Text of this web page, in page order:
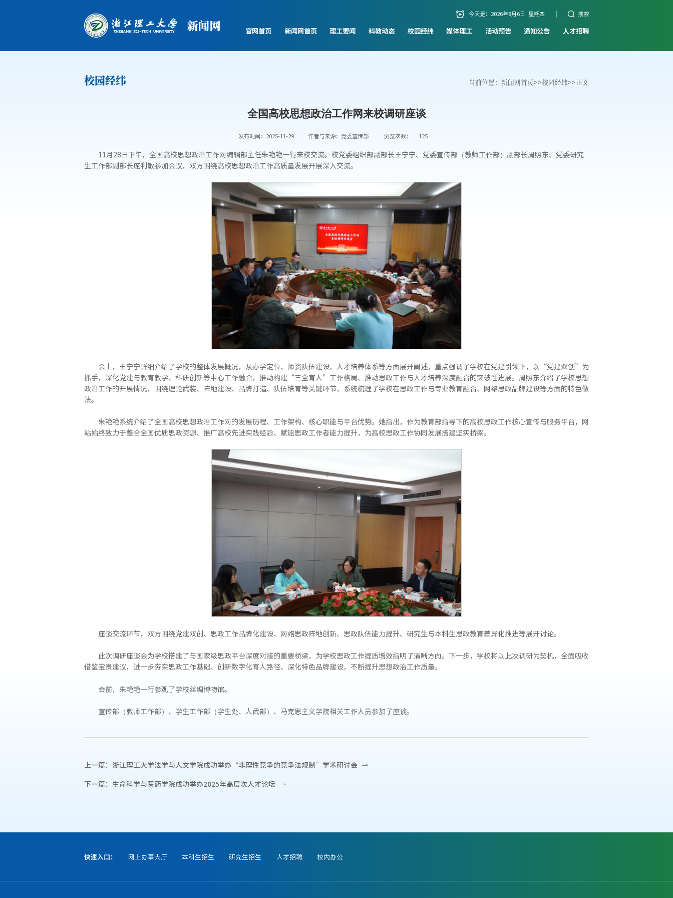
今天是： 2026年8月6日 星期四 搜索
官网首页 新闻网首页 理工要闻 科教动态 校园经纬 媒体理工 活动预告 通知公告 人才招聘
校园经纬 当前位置： 新闻网首页>>校园经纬>>正文
全国高校思想政治工作网来校调研座谈
发布时间：2025-11-29 作者与来源：党委宣传部 浏览次数： 125
11月28日下午，全国高校思想政治工作网编辑部主任朱艳艳一行来校交流。校党委组织部副部长王宁宁、党委宣传部（教师工作部）副部长周照东、党委研究
生工作部副部长庞利敏参加会议，双方围绕高校思想政治工作高质量发展开展深入交流。
会上，王宁宁详细介绍了学校的整体发展概况，从办学定位、师资队伍建设、人才培养体系等方面展开阐述，重点强调了学校在党建引领下，以“党建双创”为
抓手，深化党建与教育教学、科研创新等中心工作融合，推动构建“三全育人”工作格局、推动思政工作与人才培养深度融合的突破性进展。周照东介绍了学校思想
政治工作的开展情况，围绕理论武装、阵地建设、品牌打造、队伍培育等关键环节，系统梳理了学校在思政工作与专业教育融合、网络思政品牌建设等方面的特色做
法。
朱艳艳系统介绍了全国高校思想政治工作网的发展历程、工作架构、核心职能与平台优势。她指出，作为教育部指导下的高校思政工作核心宣传与服务平台，网
站始终致力于整合全国优质思政资源、推广高校先进实践经验、赋能思政工作者能力提升，为高校思政工作协同发展搭建坚实桥梁。
座谈交流环节，双方围绕党建双创、思政工作品牌化建设、网络思政阵地创新、思政队伍能力提升、研究生与本科生思政教育差异化推进等展开讨论。
此次调研座谈会为学校搭建了与国家级思政平台深度对接的重要桥梁，为学校思政工作提质增效指明了清晰方向。下一步，学校将以此次调研为契机，全面吸收
借鉴宝贵建议，进一步夯实思政工作基础、创新数字化育人路径、深化特色品牌建设，不断提升思想政治工作质量。
会前，朱艳艳一行参观了学校丝绸博物馆。
宣传部（教师工作部）、学生工作部（学生处、人武部）、马克思主义学院相关工作人员参加了座谈。
上一篇： 浙江理工大学法学与人文学院成功举办“非理性竞争的竞争法规制”学术研讨会
下一篇： 生命科学与医药学院成功举办2025年高层次人才论坛
快速入口： 网上办事大厅 本科生招生 研究生招生 人才招聘 校内办公